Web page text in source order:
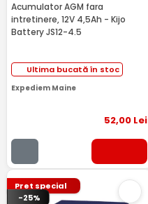
Acumulator AGM fara
intretinere, 12V 4,5Ah - Kijo
Battery JS12-4.5
Ultima bucată în stoc
Expediem Maine
52,00Lei
Pret special
-25%